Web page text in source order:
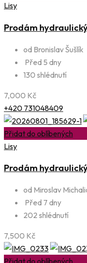
Lisy
Prodám
od Bronislav Šušlík
Před 5 dny
130 shlédnutí
7,000 Kč
+420 731048409
Přidat do oblíbených
Lisy
Prodám
od Miroslav
Před 7 dny
202 shlédnutí
7,500 Kč